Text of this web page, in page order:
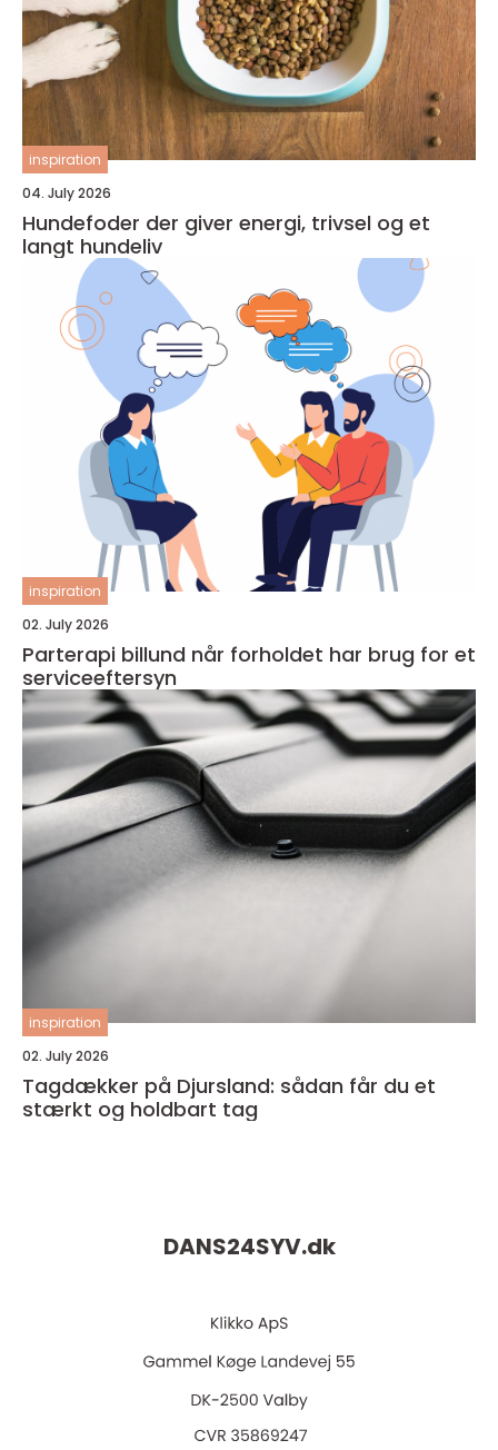
inspiration
04. July 2026
Hundefoder der giver energi, trivsel og et
langt hundeliv
inspiration
02. July 2026
Parterapi billund når forholdet har brug for et
serviceeftersyn
inspiration
02. July 2026
Tagdækker på Djursland: sådan får du et
stærkt og holdbart tag
DANS24SYV.dk